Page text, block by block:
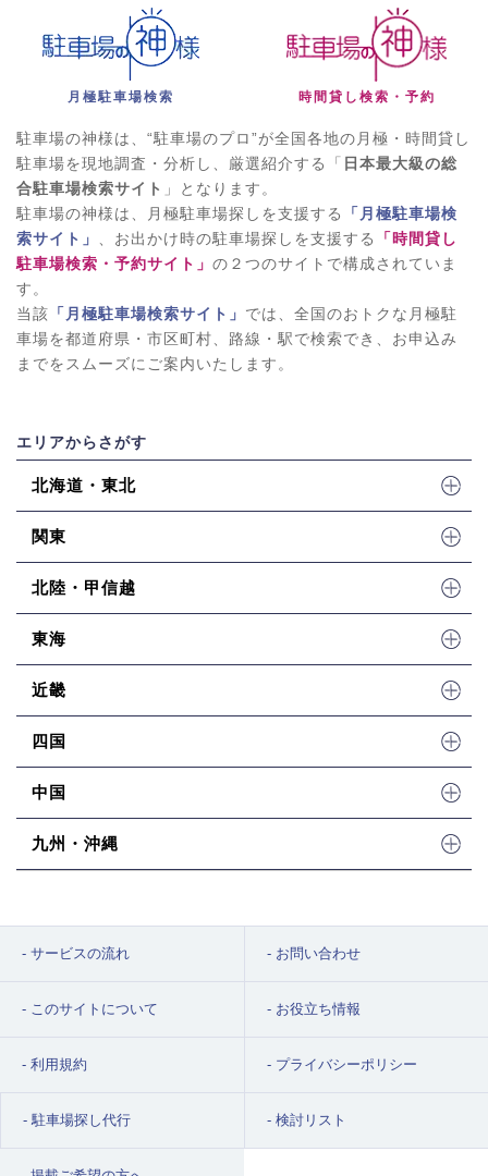
月極駐車場検索 時間貸し検索・予約
駐車場の神様は、“駐車場のプロ”が全国各地の月極・時間貸し
駐車場を現地調査・分析し、厳選紹介する「 日本最大級の総
合駐車場検索サイト 」となります。
駐車場の神様は、月極駐車場探しを支援する
「月極駐車場検
索サイト」 、お出かけ時の駐車場探しを支援する
「時間貸し
駐車場検索・予約サイト」 の２つのサイトで構成されていま
す。
当該 「月極駐車場検索サイト」 では、全国のおトクな月極駐
車場を都道府県・市区町村、路線・駅で検索でき、お申込み
までをスムーズにご案内いたします。
エリアからさがす
北海道・東北
関東
北陸・甲信越
東海
近畿
四国
中国
九州・沖縄
サービスの流れ お問い合わせ
このサイトについて お役立ち情報
利用規約 プライバシーポリシー
駐車場探し代行 検討リスト